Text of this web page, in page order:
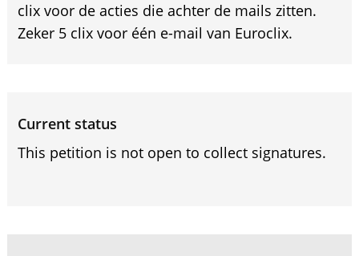
clix voor de acties die achter de mails zitten.
Zeker 5 clix voor één e-mail van Euroclix.
Current status
This petition is not open to collect signatures.